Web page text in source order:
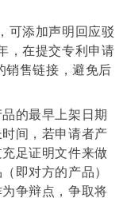
可添加声明回应驳
，在提交专利申请
销售链接，避免后
的最早上架日期
间，若申请者产
足证明文件来做
即对方的产品）
争辩点，争取将